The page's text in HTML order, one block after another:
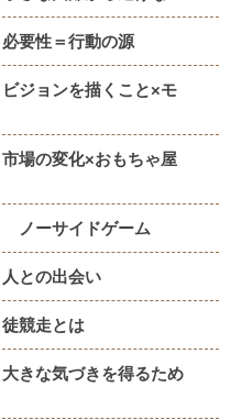
要性＝行動の源
ジョンを描くこと×モ
場の変化×おもちゃ屋
ノーサイドゲーム
との出会い
競走とは
きな気づきを得るため